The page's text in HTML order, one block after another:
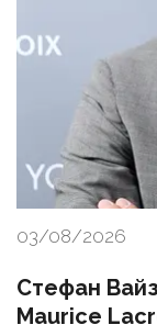
03/08/2026
Стефан
Maurice